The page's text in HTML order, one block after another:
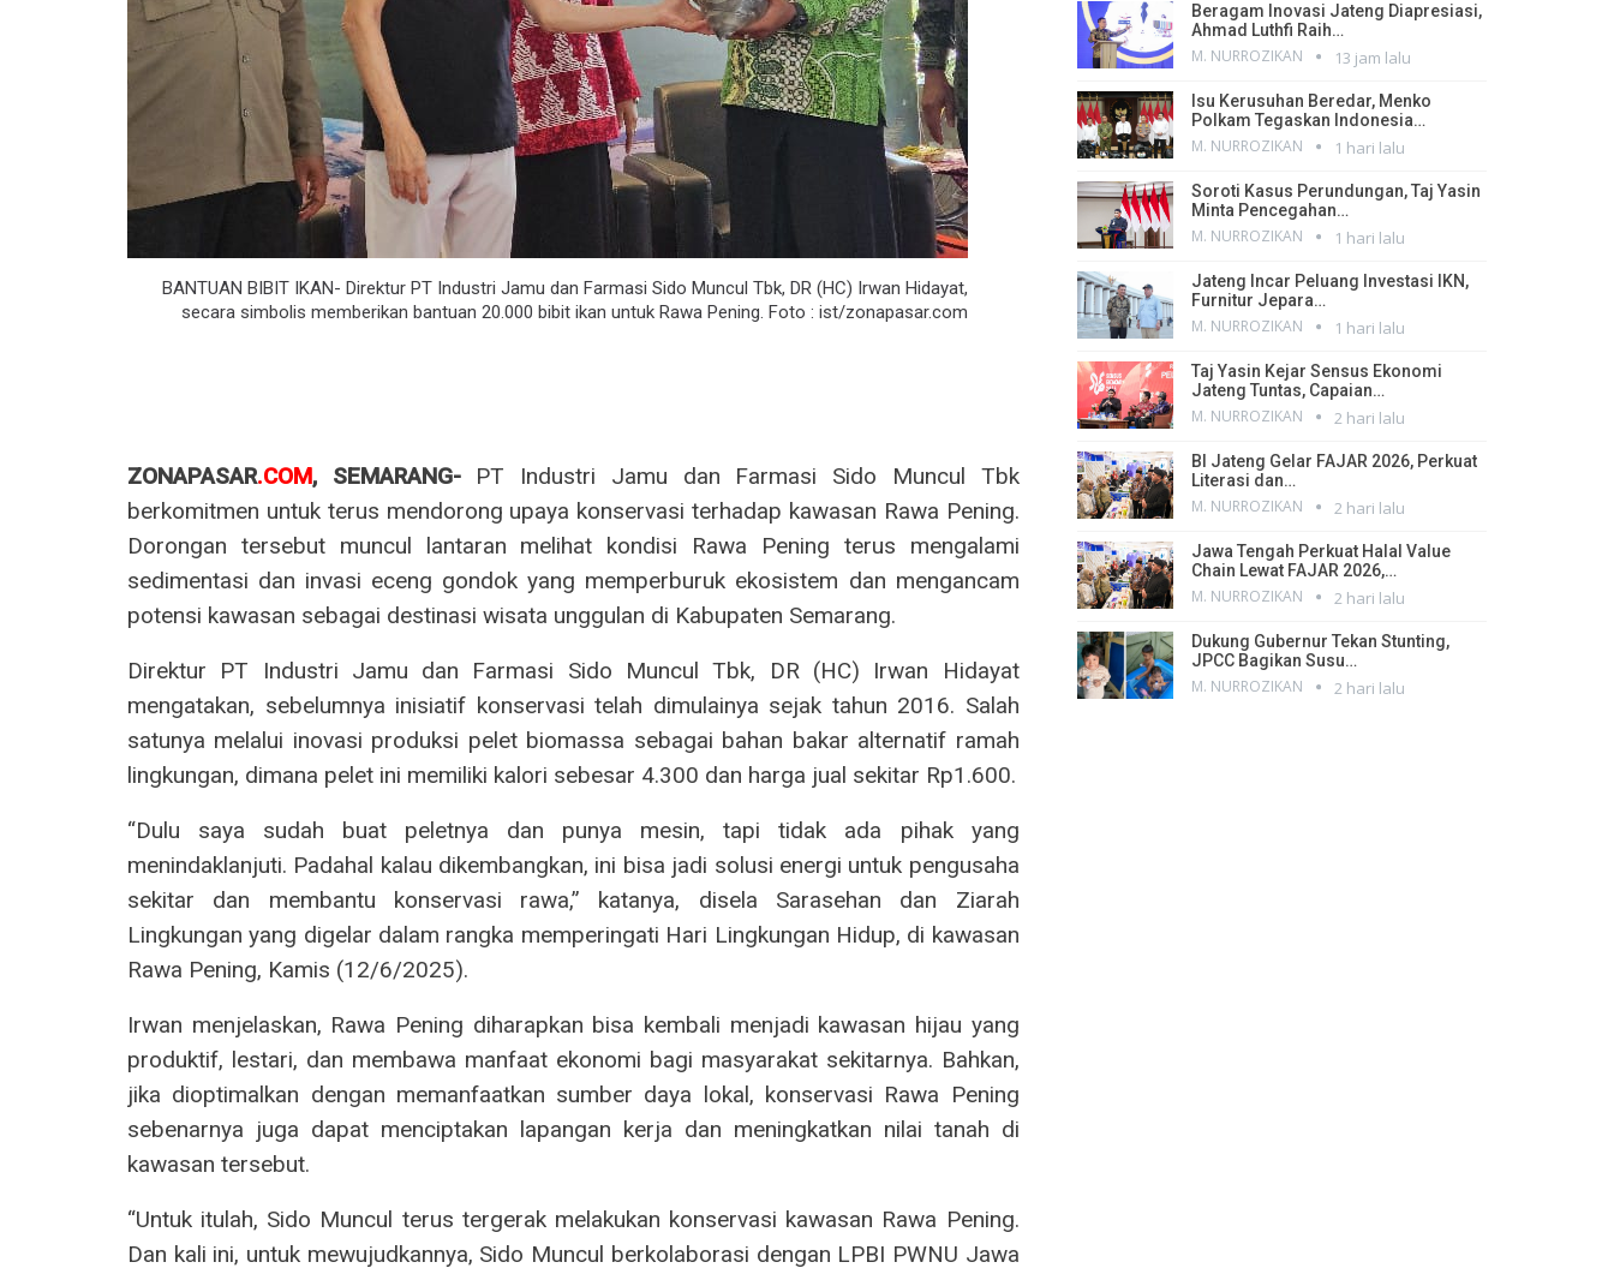
BANTUAN BIBIT IKAN- Direktur PT Industri Jamu dan Farmasi Sido Muncul Tbk, DR (HC) Irwan Hidayat,
secara simbolis memberikan bantuan 20.000 bibit ikan untuk Rawa Pening. Foto : ist/zonapasar.com
ZONAPASAR.COM, SEMARANG-PT Industri Jamu dan Farmasi Sido Muncul Tbk
berkomitmen untuk terus mendorong upaya konservasi terhadap kawasan Rawa Pening.
Dorongan tersebut muncul lantaran melihat kondisi Rawa Pening terus mengalami
sedimentasi dan invasi eceng gondok yang memperburuk ekosistem dan mengancam
potensi kawasan sebagai destinasi wisata unggulan di Kabupaten Semarang.
Direktur PT Industri Jamu dan Farmasi Sido Muncul Tbk, DR (HC) Irwan Hidayat
mengatakan, sebelumnya inisiatif konservasi telah dimulainya sejak tahun 2016. Salah
satunya melalui inovasi produksi pelet biomassa sebagai bahan bakar alternatif ramah
lingkungan, dimana pelet ini memiliki kalori sebesar 4.300 dan harga jual sekitar Rp1.600.
“Dulu saya sudah buat peletnya dan punya mesin, tapi tidak ada pihak yang
menindaklanjuti. Padahal kalau dikembangkan, ini bisa jadi solusi energi untuk pengusaha
sekitar dan membantu konservasi rawa,” katanya, disela Sarasehan dan Ziarah
Lingkungan yang digelar dalam rangka memperingati Hari Lingkungan Hidup, di kawasan
Rawa Pening, Kamis (12/6/2025).
Irwan menjelaskan, Rawa Pening diharapkan bisa kembali menjadi kawasan hijau yang
produktif, lestari, dan membawa manfaat ekonomi bagi masyarakat sekitarnya. Bahkan,
jika dioptimalkan dengan memanfaatkan sumber daya lokal, konservasi Rawa Pening
sebenarnya juga dapat menciptakan lapangan kerja dan meningkatkan nilai tanah di
kawasan tersebut.
“Untuk itulah, Sido Muncul terus tergerak melakukan konservasi kawasan Rawa Pening.
Dan kali ini, untuk mewujudkannya, Sido Muncul berkolaborasi dengan LPBI PWNU Jawa
Beragam Inovasi Jateng Diapresiasi,
Ahmad Luthfi Raih…
M. NURROZIKAN 13 jam lalu
Isu Kerusuhan Beredar, Menko
Polkam Tegaskan Indonesia…
M. NURROZIKAN 1 hari lalu
Soroti Kasus Perundungan, Taj Yasin
Minta Pencegahan…
M. NURROZIKAN 1 hari lalu
Jateng Incar Peluang Investasi IKN,
Furnitur Jepara…
M. NURROZIKAN 1 hari lalu
Taj Yasin Kejar Sensus Ekonomi
Jateng Tuntas, Capaian…
M. NURROZIKAN 2 hari lalu
BI Jateng Gelar FAJAR 2026, Perkuat
Literasi dan…
M. NURROZIKAN 2 hari lalu
Jawa Tengah Perkuat Halal Value
Chain Lewat FAJAR 2026,…
M. NURROZIKAN 2 hari lalu
Dukung Gubernur Tekan Stunting,
JPCC Bagikan Susu…
M. NURROZIKAN 2 hari lalu